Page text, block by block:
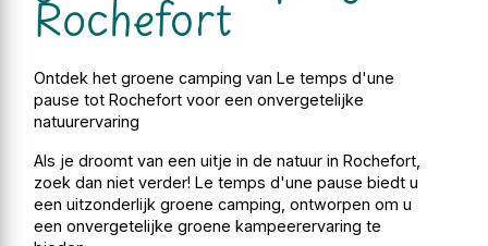
Rochefort
Ontdek het groene camping van Le temps d'une
pause tot Rochefort voor een onvergetelijke
natuurervaring
Als je droomt van een uitje in de natuur in Rochefort,
zoek dan niet verder! Le temps d'une pause biedt u
een uitzonderlijk groene camping, ontworpen om u
een onvergetelijke groene kampeerervaring te